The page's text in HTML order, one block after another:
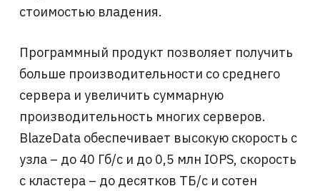
стоимостью владения.
Программный продукт позволяет получить
больше производительности со среднего
сервера и увеличить суммарную
производительность многих серверов.
BlazeData обеспечивает высокую скорость с
узла – до 40 Гб/с и до 0,5 млн IOPS, скорость
с кластера – до десятков ТБ/с и сотен